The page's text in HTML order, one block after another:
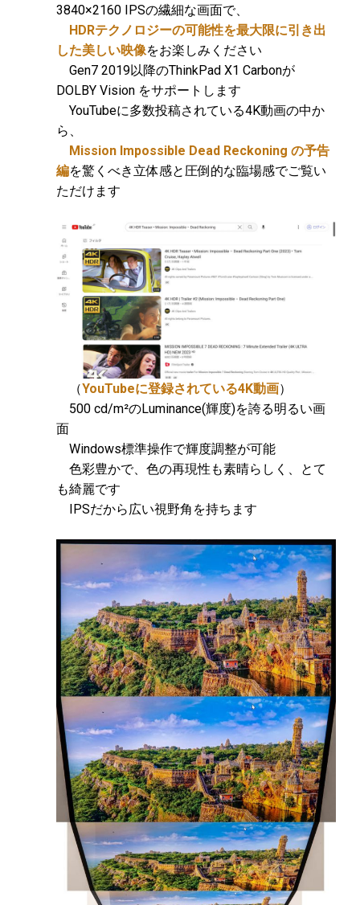
3840×2160 IPSの繊細な画面で、
HDRテクノロジーの可能性を最大限に引き出
した美しい映像をお楽しみください
Gen7 2019以降のThinkPad X1 Carbonが
DOLBY Vision をサポートします
YouTubeに多数投稿されている4K動画の中か
ら、
Mission Impossible Dead Reckoning の予告
編を驚くべき立体感と圧倒的な臨場感でご覧い
ただけます
（YouTubeに登録されている4K動画）
500 cd/m²のLuminance(輝度)を誇る明るい画
面
Windows標準操作で輝度調整が可能
色彩豊かで、色の再現性も素晴らしく、とて
も綺麗です
IPSだから広い視野角を持ちます